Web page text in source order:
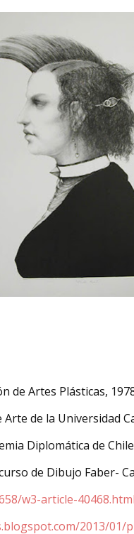
de Artes Plásticas,
de la Universidad
Diplomática de
de Dibujo Faber-
w3-article-40468.html
2013/01/